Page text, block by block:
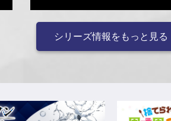
シリーズ情報をもっと見る